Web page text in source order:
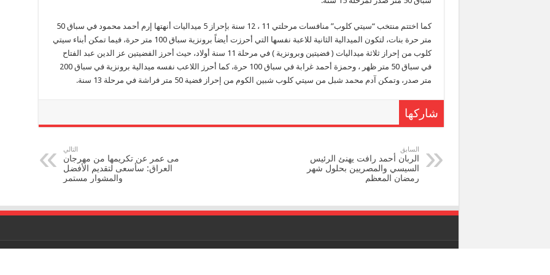
كما اختتم منتخب “سيتي كلوب” منافسات مرحلتي 11 ، 12 سنة بإحراز 5 ميداليات أنهتها إرم أحمد محمود في سباق 50
متر حرة بنات، لتكون الميدالية الثانية للاعبة نفسها التي أحرزت أيضاً برونزية سباق 100 متر حرة، فيما تمكن أبناء سيتي
كلوب من إحراز ثلاثة ميداليات ( فضيتين وبرونزية ) في مرحلة 11 سنة أولاد، حيث أحرز الفضيتين عز الدين عبد الفتاح
في سباق 50 متر ظهر ، وحمزة أحمد غرابة في سباق 100 حرة، كما أحرز اللاعب نفسه ميدالية برونزية في سباق 200
متر صدر، وتمكن آدم محمد شبل من سيتي كلوب شبين الكوم من إحراز فضية 50 متر فراشة في مرحلة 13 سنة.
شاركها
السابق
الربان أحمد رافت يهنئ الرئيس
السيسي والمصريين بحلول شهر
رمضان المعظم
التالي
مى عمر عن تكريمها من مهرجان
العراق: سأسعى لتقديم الأفضل
والمشوار مستمر